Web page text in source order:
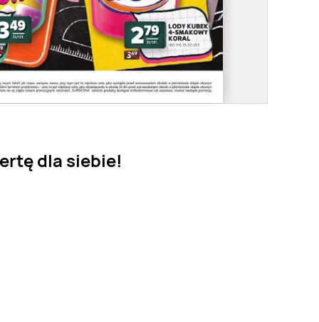
dla siebie!